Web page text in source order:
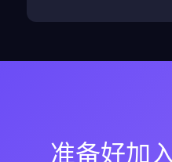
准备好加